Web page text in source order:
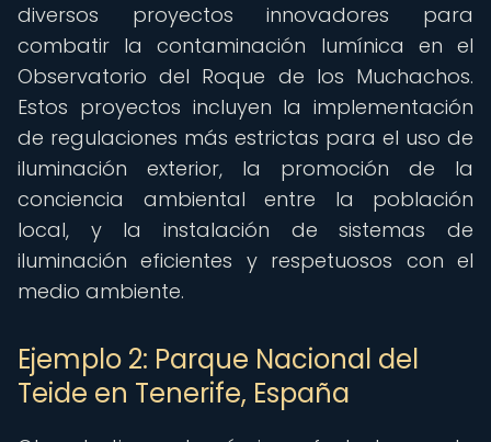
diversos proyectos innovadores para
combatir la contaminación lumínica en el
Observatorio del Roque de los Muchachos.
Estos proyectos incluyen la implementación
de regulaciones más estrictas para el uso de
iluminación exterior, la promoción de la
conciencia ambiental entre la población
local, y la instalación de sistemas de
iluminación eficientes y respetuosos con el
medio ambiente.
Ejemplo 2: Parque Nacional del
Teide en Tenerife, España